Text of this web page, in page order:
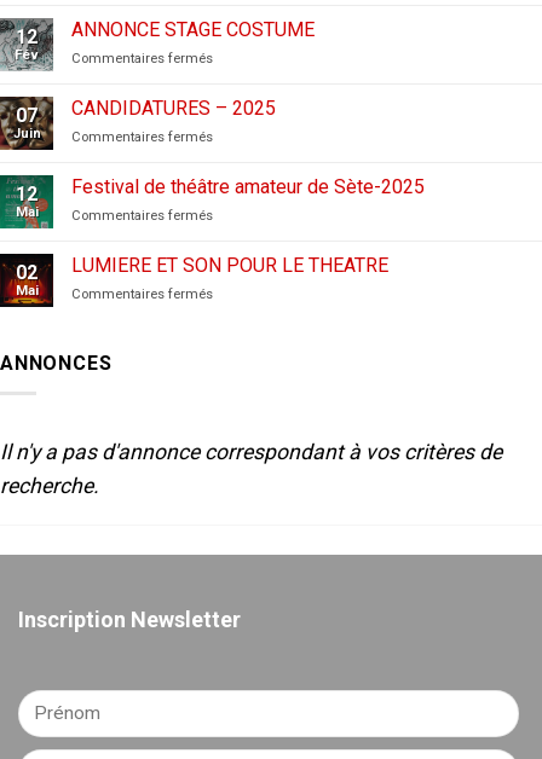
AUX
FESTIVALS
–
12
Fév
ANNONCE STAGE COSTUME
Commentaires ferméssur
STAGE
COSTUME
07
Juin
CANDIDATURES – 2025
Commentaires ferméssur
2025
12
Mai
Festival de théâtre amateur de Sète-2025
Commentaires ferméssur
de
théâtre
amateur
02
Mai
LUMIERE ET SON POUR LE THEATRE
Commentaires ferméssur
ANNONCES
Il n'y a pas d'annonce correspondant à vos critères de
recherche.
Inscription Newsletter